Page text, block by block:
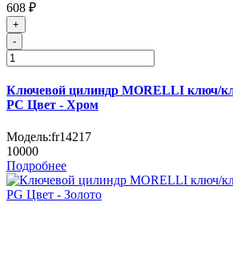
608 ₽
+
-
Ключевой цилиндр MORELLI ключ/
PC Цвет - Хром
Модель:fr14217
10000
Подробнее